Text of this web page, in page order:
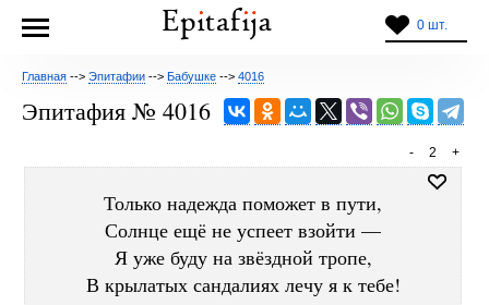
0 шт.
Главная --> Эпитафии --> Бабушке --> 4016
Эпитафия № 4016
+
2
-
Только надежда поможет в пути,
Солнце ещё не успеет взойти —
Я уже буду на звёздной тропе,
В крылатых сандалиях лечу я к тебе!